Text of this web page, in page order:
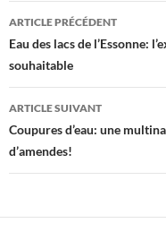
Navigation
des
articles
ARTICLE PRÉCÉDENT
Eau des lacs de l’Essonne:
souhaitable
ARTICLE SUIVANT
Coupures d’eau: une
d’amendes!